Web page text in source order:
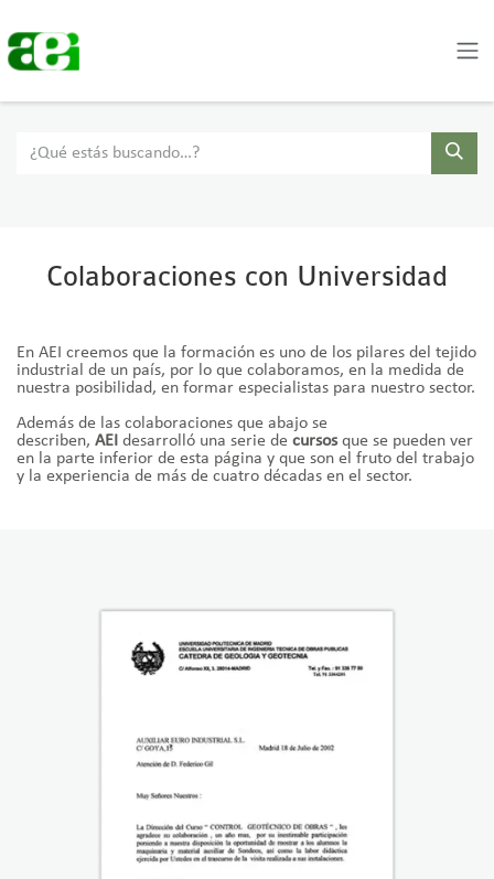
Colaboraciones con Universidad
En AEI creemos que la formación es uno de los pilares del tejido
industrial de un país, por lo que colaboramos, en la medida de
nuestra posibilidad, en formar especialistas para nuestro sector.
Además de las colaboraciones que abajo se
describen, AEI desarrolló una serie de cursosque se pueden ver
en la parte inferior de esta página y que son el fruto del trabajo
y la experiencia de más de cuatro décadas en el sector.